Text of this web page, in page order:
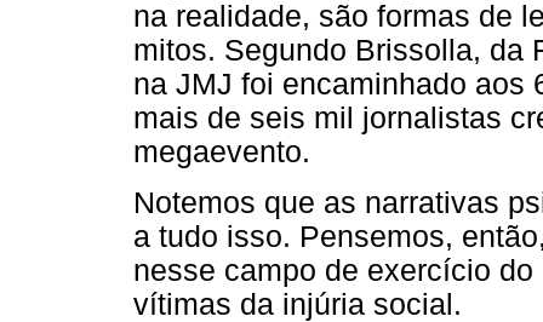
na realidade, são formas de
mitos. Segundo Brissolla, da
na JMJ foi encaminhado aos
mais de seis mil jornalistas
megaevento.
Notemos que as narrativas
a tudo isso. Pensemos,
nesse campo de exercício
vítimas da injúria social.